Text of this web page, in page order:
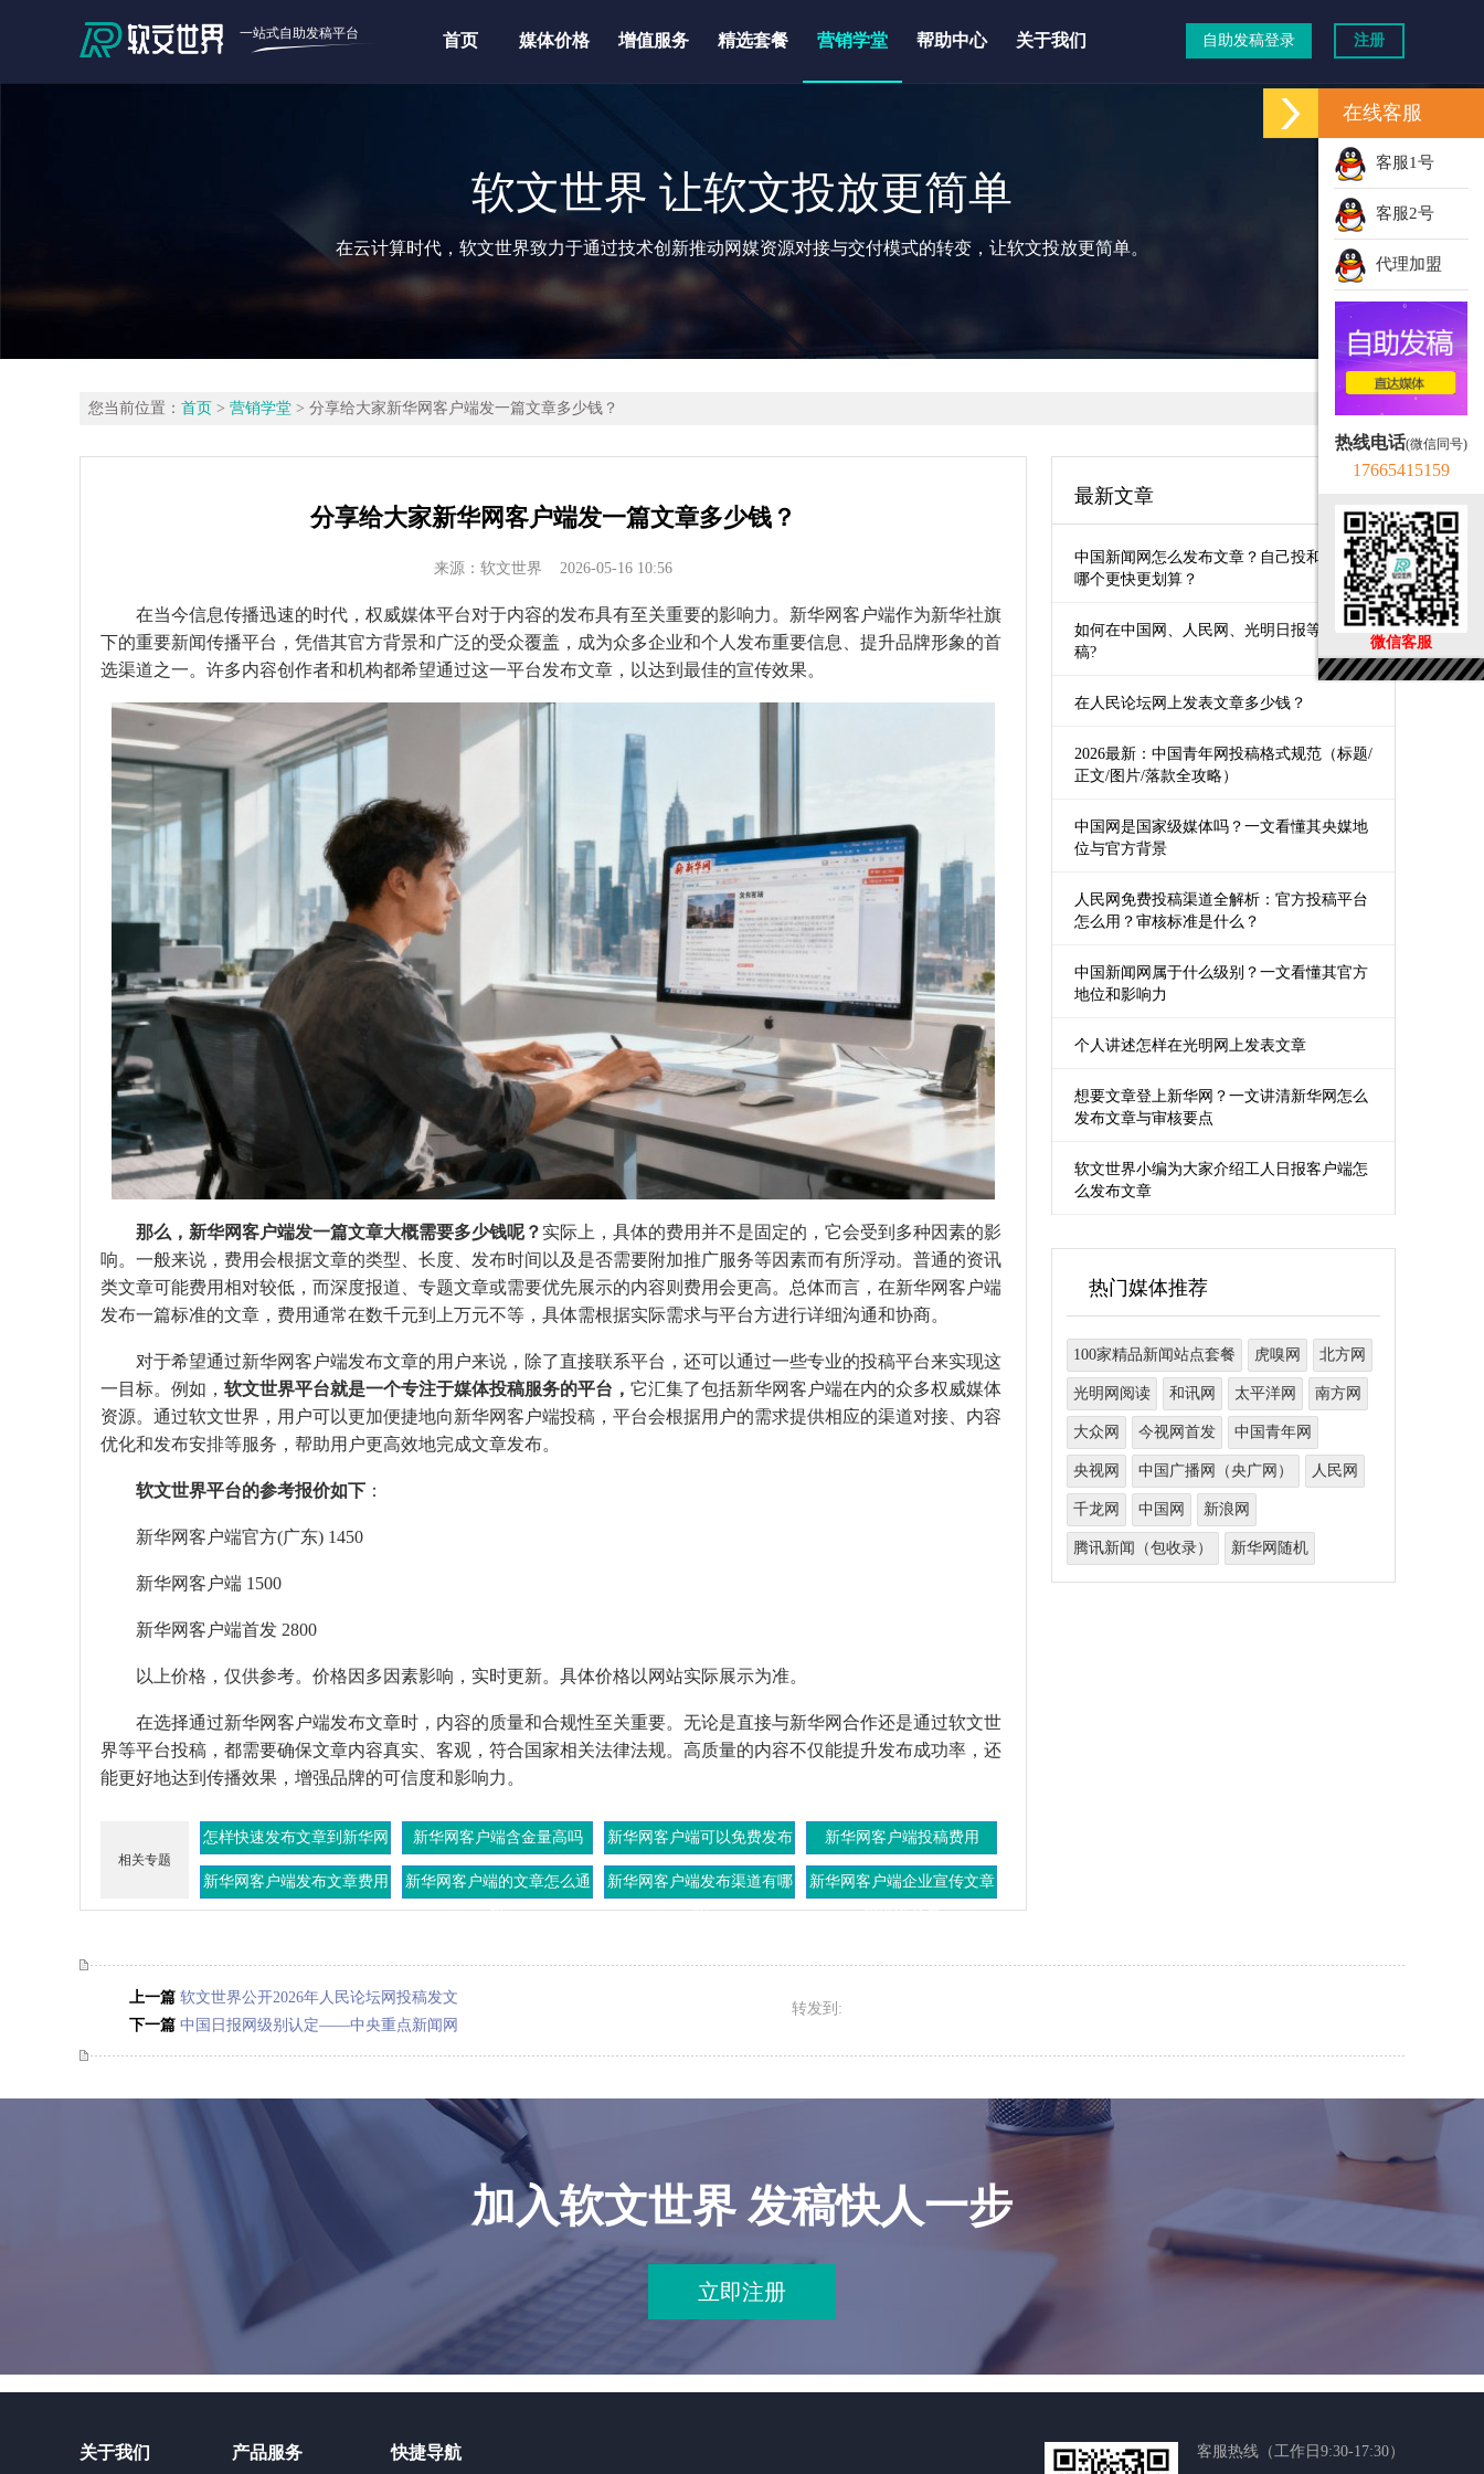
一站式自助发稿平台 首页 媒体价格 增值服务 精选套餐 营销学堂 帮助中心 关于我们 自助发稿登录 注册
软文世界 让软文投放更简单
在云计算时代，软文世界致力于通过技术创新推动网媒资源对接与交付模式的转变，让软文投放更简单。
您当前位置： 首页 > 营销学堂 > 分享给大家新华网客户端发一篇文章多少钱？
分享给大家新华网客户端发一篇文章多少钱？
来源：软文世界 2026-05-16 10:56
在当今信息传播迅速的时代，权威媒体平台对于内容的发布具有至关重要的影响力。新华网客户端作为新华社旗
下的重要新闻传播平台，凭借其官方背景和广泛的受众覆盖，成为众多企业和个人发布重要信息、提升品牌形象的首
选渠道之一。许多内容创作者和机构都希望通过这一平台发布文章，以达到最佳的宣传效果。
那么，新华网客户端发一篇文章大概需要多少钱呢？ 实际上，具体的费用并不是固定的，它会受到多种因素的影
响。一般来说，费用会根据文章的类型、长度、发布时间以及是否需要附加推广服务等因素而有所浮动。普通的资讯
类文章可能费用相对较低，而深度报道、专题文章或需要优先展示的内容则费用会更高。总体而言，在新华网客户端
发布一篇标准的文章，费用通常在数千元到上万元不等，具体需根据实际需求与平台方进行详细沟通和协商。
对于希望通过新华网客户端发布文章的用户来说，除了直接联系平台，还可以通过一些专业的投稿平台来实现这
一目标。例如， 软文世界平台就是一个专注于媒体投稿服务的平台， 它汇集了包括新华网客户端在内的众多权威媒体
资源。通过软文世界，用户可以更加便捷地向新华网客户端投稿，平台会根据用户的需求提供相应的渠道对接、内容
优化和发布安排等服务，帮助用户更高效地完成文章发布。
软文世界平台的参考报价如下 ：
新华网客户端官方(广东) 1450
新华网客户端 1500
新华网客户端首发 2800
以上价格，仅供参考。价格因多因素影响，实时更新。具体价格以网站实际展示为准。
在选择通过新华网客户端发布文章时，内容的质量和合规性至关重要。无论是直接与新华网合作还是通过软文世
界等平台投稿，都需要确保文章内容真实、客观，符合国家相关法律法规。高质量的内容不仅能提升发布成功率，还
能更好地达到传播效果，增强品牌的可信度和影响力。
相关专题
怎样快速发布文章到新华网
客户端上面
新华网客户端含金量高吗
新华网客户端可以免费发布
文章吗
新华网客户端投稿费用
新华网客户端发布文章费用
新华网客户端的文章怎么通
过
新华网客户端发布渠道有哪
些
新华网客户端企业宣传文章
应该怎么写
最新文章
中国新闻网怎么发布文章？自己投和第三方
哪个更快更划算？
如何在中国网、人民网、光明日报等媒体发
稿?
在人民论坛网上发表文章多少钱？
2026最新：中国青年网投稿格式规范（标题/
正文/图片/落款全攻略）
中国网是国家级媒体吗？一文看懂其央媒地
位与官方背景
人民网免费投稿渠道全解析：官方投稿平台
怎么用？审核标准是什么？
中国新闻网属于什么级别？一文看懂其官方
地位和影响力
个人讲述怎样在光明网上发表文章
想要文章登上新华网？一文讲清新华网怎么
发布文章与审核要点
软文世界小编为大家介绍工人日报客户端怎
么发布文章
热门媒体推荐
100家精品新闻站点套餐 虎嗅网 北方网
光明网阅读 和讯网 太平洋网 南方网
大众网 今视网首发 中国青年网
央视网 中国广播网（央广网） 人民网
千龙网 中国网 新浪网
腾讯新闻（包收录） 新华网随机
上一篇 软文世界公开2026年人民论坛网投稿发文
章步骤
下一篇 中国日报网级别认定——中央重点新闻网
站，国家级外宣旗舰
转发到:
加入软文世界 发稿快人一步
立即注册
关于我们 产品服务 快捷导航 客服热线（工作日9:30-17:30）
在线客服
客服1号
客服2号
代理加盟
热线电话(微信同号)
17665415159
微信客服